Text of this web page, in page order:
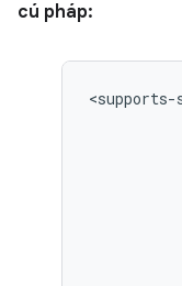
cú pháp:
<supports-